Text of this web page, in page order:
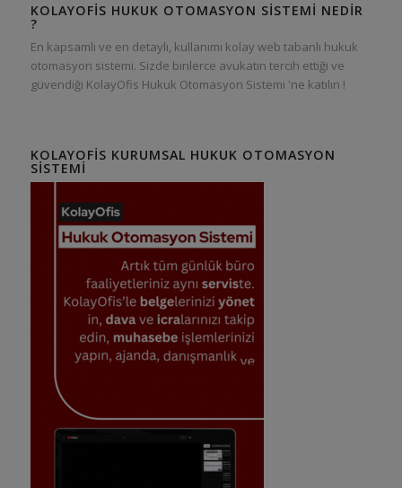
KOLAYOFIS HUKUK OTOMASYON SISTEMI NEDIR
?
En kapsamlı ve en detaylı, kullanımı kolay web tabanlı hukuk
otomasyon sistemi. Sizde binlerce avukatın tercih ettiği ve
güvendiği KolayOfis Hukuk Otomasyon Sistemi 'ne katılın !
KOLAYOFIS KURUMSAL HUKUK OTOMASYON
SISTEMI